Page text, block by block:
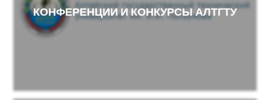
КОНФЕРЕНЦИИ И КОНКУРСЫ АЛТГТУ